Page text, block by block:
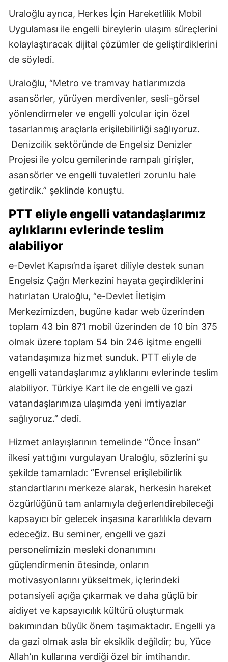
Uraloğlu ayrıca, Herkes İçin Hareketlilik Mobil
Uygulaması ile engelli bireylerin ulaşım süreçlerini
kolaylaştıracak dijital çözümler de geliştirdiklerini
de söyledi.
Uraloğlu, “Metro ve tramvay hatlarımızda
asansörler, yürüyen merdivenler, sesli-görsel
yönlendirmeler ve engelli yolcular için özel
tasarlanmış araçlarla erişilebilirliği sağlıyoruz.
Denizcilik sektöründe de Engelsiz Denizler
Projesi ile yolcu gemilerinde rampalı girişler,
asansörler ve engelli tuvaletleri zorunlu hale
getirdik.” şeklinde konuştu.
PTT eliyle engelli vatandaşlarımız
aylıklarını evlerinde teslim
alabiliyor
e-Devlet Kapısı’nda işaret diliyle destek sunan
Engelsiz Çağrı Merkezini hayata geçirdiklerini
hatırlatan Uraloğlu, “e-Devlet İletişim
Merkezimizden, bugüne kadar web üzerinden
toplam 43 bin 871 mobil üzerinden de 10 bin 375
olmak üzere toplam 54 bin 246 işitme engelli
vatandaşımıza hizmet sunduk. PTT eliyle de
engelli vatandaşlarımız aylıklarını evlerinde teslim
alabiliyor. Türkiye Kart ile de engelli ve gazi
vatandaşlarımıza ulaşımda yeni imtiyazlar
sağlıyoruz.” dedi.
Hizmet anlayışlarının temelinde “Önce İnsan”
ilkesi yattığını vurgulayan Uraloğlu, sözlerini şu
şekilde tamamladı: “Evrensel erişilebilirlik
standartlarını merkeze alarak, herkesin hareket
özgürlüğünü tam anlamıyla değerlendirebileceği
kapsayıcı bir gelecek inşasına kararlılıkla devam
edeceğiz. Bu seminer, engelli ve gazi
personelimizin mesleki donanımını
güçlendirmenin ötesinde, onların
motivasyonlarını yükseltmek, içlerindeki
potansiyeli açığa çıkarmak ve daha güçlü bir
aidiyet ve kapsayıcılık kültürü oluşturmak
bakımından büyük önem taşımaktadır. Engelli ya
da gazi olmak asla bir eksiklik değildir; bu, Yüce
Allah’ın kullarına verdiği özel bir imtihandır.